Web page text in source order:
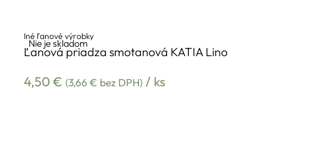
Nie je skladom
Iné ľanové výrobky
Ľanová priadza smotanová KATIA Lino
4,50€ (3,66€ bez DPH) / ks